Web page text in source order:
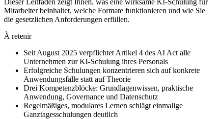
Mitarbeiter beinhaltet, welche Formate funktionieren und wie Sie
die gesetzlichen Anforderungen erfüllen.
À retenir
Seit August 2025 verpflichtet Artikel 4 des AI Act alle
Unternehmen zur KI-Schulung ihres Personals
Erfolgreiche Schulungen konzentrieren sich auf konkrete
Anwendungsfälle statt auf Theorie
Drei Kompetenzblöcke: Grundlagenwissen, praktische
Anwendung, Governance und Datenschutz
Regelmäßiges, modulares Lernen schlägt einmalige
Ganztagesschulungen deutlich